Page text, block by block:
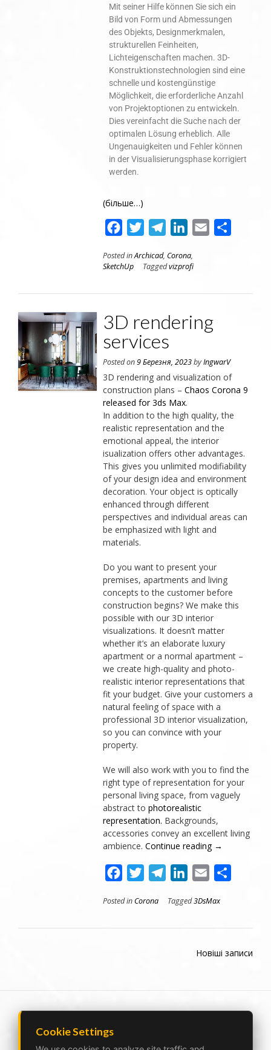
Mit seiner Hilfe können Sie sich ein
Bild von Form und Abmessungen
des Objekts, Designmerkmalen,
strukturellen Feinheiten,
Lichteigenschaften machen. 3D-
Konstruktionstechnologien sind eine
schnelle und kostengünstige
Möglichkeit, die erforderliche Anzahl
von Projektoptionen zu entwickeln.
Dies vereinfacht die Suche nach der
optimalen Lösung erheblich. Alle
Ungenauigkeiten und Fehler können
in der Visualisierungsphase korrigiert
werden.
(більше…)
FacebookTwitterTelegramLinkedIn
Email
Posted inArchicad, Corona,
SketchUp
Taggedvizprofi
3D rendering
services
Posted on9 Березня, 2023byIngwarV
3D rendering and visualization of
construction plans – Chaos Corona 9
released for 3ds Max.
In addition to the high quality, the
realistic representation and the
emotional appeal, the interior
isualization offers other advantages.
This gives you unlimited modifiability
of your design idea and environment
decoration. Your object is optically
enhanced through different
perspectives and individual areas can
be emphasized with light and
materials.
Do you want to present your
premises, apartments and living
concepts to the customer before
construction begins? We make this
possible with our 3D interior
visualizations. It doesn’t matter
whether it’s an elaborate luxury
apartment or a normal apartment –
we create high-quality and photo-
realistic interior representations that
fit your budget. Give your customers a
natural feeling of space with a
professional 3D interior visualization,
so you can convince with your
property.
We will also work with you to find the
right type of representation for your
personal living space, from vaguely
abstract to photorealistic
representation. Backgrounds,
accessories convey an excellent living
ambience. Continue reading →
FacebookTwitterTelegramLinkedIn
Email
Posted in Corona Tagged3DsMax
Новіші записи
Ukraine Lviv|Poland Bielsko-Biala |
Cookie Settings